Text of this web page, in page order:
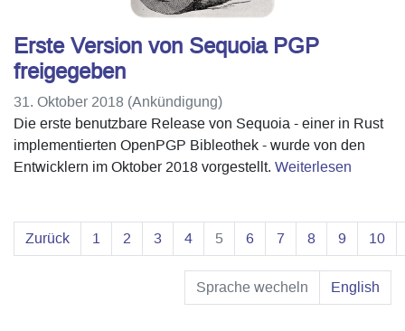
Erste Version von Sequoia PGP
freigegeben
31. Oktober 2018 (Ankündigung)
Die erste benutzbare Release von Sequoia - einer in Rust
implementierten OpenPGP Bibleothek - wurde von den
Entwicklern im Oktober 2018 vorgestellt. Weiterlesen
Zurück 1 2 3 4 5 6 7 8 9 10
Sprache wecheln English